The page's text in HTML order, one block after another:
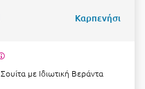
Καρπενήσι
Σουίτα με Ιδιωτική Βεράντα